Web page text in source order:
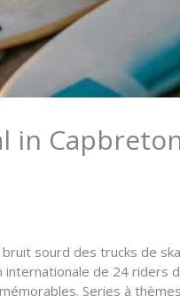
in
sourd des trucks de
de 24 riders
Series à